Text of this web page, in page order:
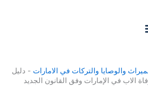
والوصايا والتركات في الامارات - دليل
الاب في الإمارات وفق القانون الجديد